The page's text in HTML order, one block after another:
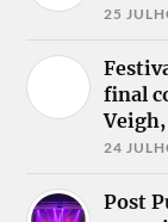
25
final
Veigh,
24
Post